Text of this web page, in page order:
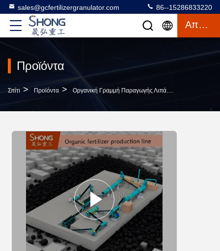
sales@gcfertilizergranulator.com 86--15286833220
Απόσπασμα
Προϊόντα
Σπίτι > Προϊόντα > Οργανική Γραμμή Παραγωγής Λιπάσματος